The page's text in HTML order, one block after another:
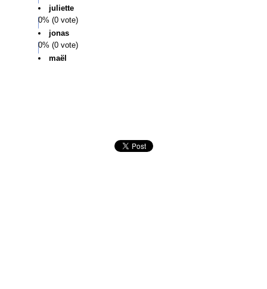
juliette
0% (0 vote)
jonas
0% (0 vote)
maël